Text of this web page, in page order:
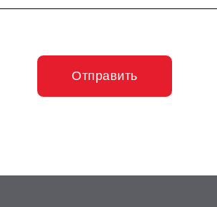
Отправить